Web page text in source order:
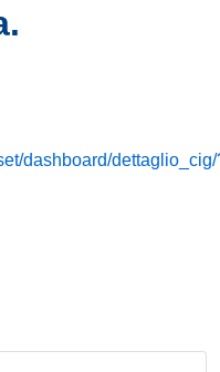
dashboard/dettaglio_cig/